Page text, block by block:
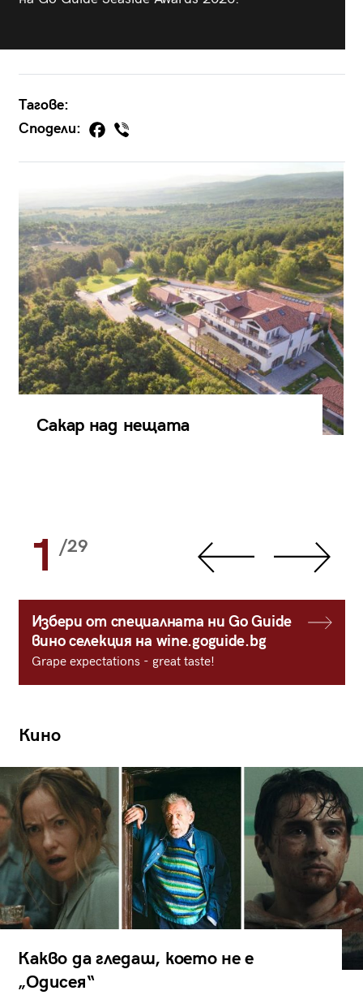
Тагове:
Сподели:
Сакар над нещата
1 /29
Избери от специалната ни Go Guide
вино селекция на wine.goguide.bg
Grape expectations - great taste!
Кино
Какво да гледаш, което не е
„Одисея“